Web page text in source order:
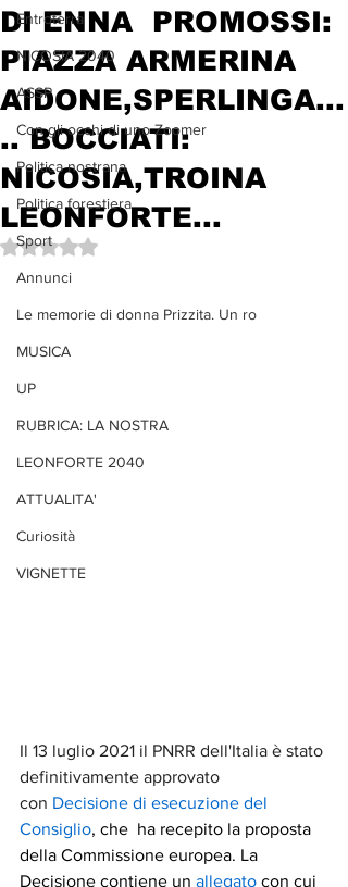
Entroterra
NICOSIA 2040
ASSP
Con gli occhi di uno Zoomer
Politica nostrana
Politica forestiera
Sport
Annunci
Le memorie di donna Prizzita. Un ro
MUSICA
UP
RUBRICA: LA NOSTRA
LEONFORTE 2040
ATTUALITA'
Curiosità
VIGNETTE
DI ENNA PROMOSSI:
PIAZZA ARMERINA
AIDONE,SPERLINGA...
.. BOCCIATI:
NICOSIA,TROINA
LEONFORTE...
Valutazione NaN stelle su 5.
Il 13 luglio 2021 il PNRR dell'Italia è stato
definitivamente approvato
con Decisione di esecuzione del
Consiglio, che  ha recepito la proposta
della Commissione europea. La
Decisione contiene un allegato con cui